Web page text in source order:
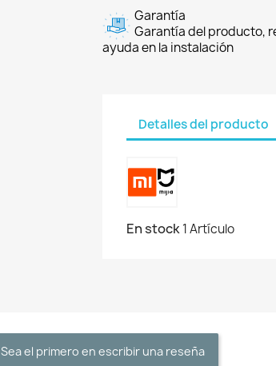
Garantía
Garantía del producto,
ayuda en la instalación
Detalles del producto
En stock1 Artículo
Sea el primero en escribir una reseña